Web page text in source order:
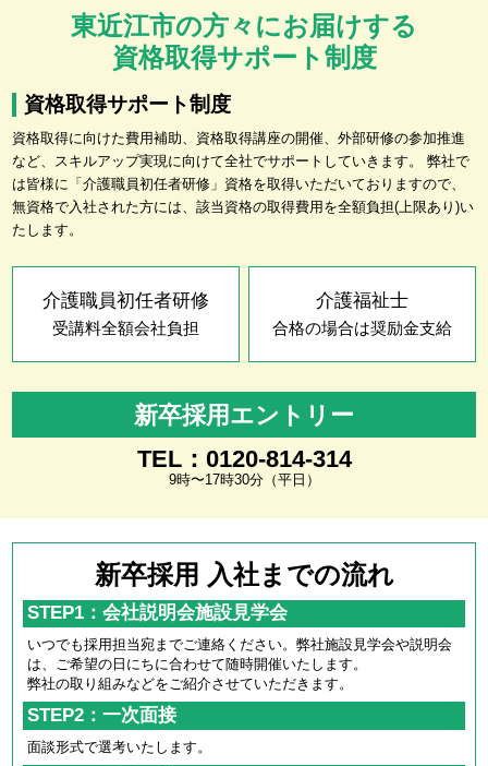
東近江市の方々にお届けする
資格取得サポート制度
資格取得サポート制度
資格取得に向けた費用補助、資格取得講座の開催、外部研修の参加推進
など、スキルアップ実現に向けて全社でサポートしていきます。 弊社で
は皆様に「介護職員初任者研修」資格を取得いただいておりますので、
無資格で入社された方には、該当資格の取得費用を全額負担(上限あり)い
たします。
介護職員初任者研修
受講料全額会社負担
介護福祉士
合格の場合は奨励金支給
新卒採用エントリー
TEL：0120-814-314
9時〜17時30分（平日）
新卒採用 入社までの流れ
STEP1：会社説明会施設見学会
いつでも採用担当宛までご連絡ください。弊社施設見学会や説明会
は、ご希望の日にちに合わせて随時開催いたします。
弊社の取り組みなどをご紹介させていただきます。
STEP2：一次面接
面談形式で選考いたします。